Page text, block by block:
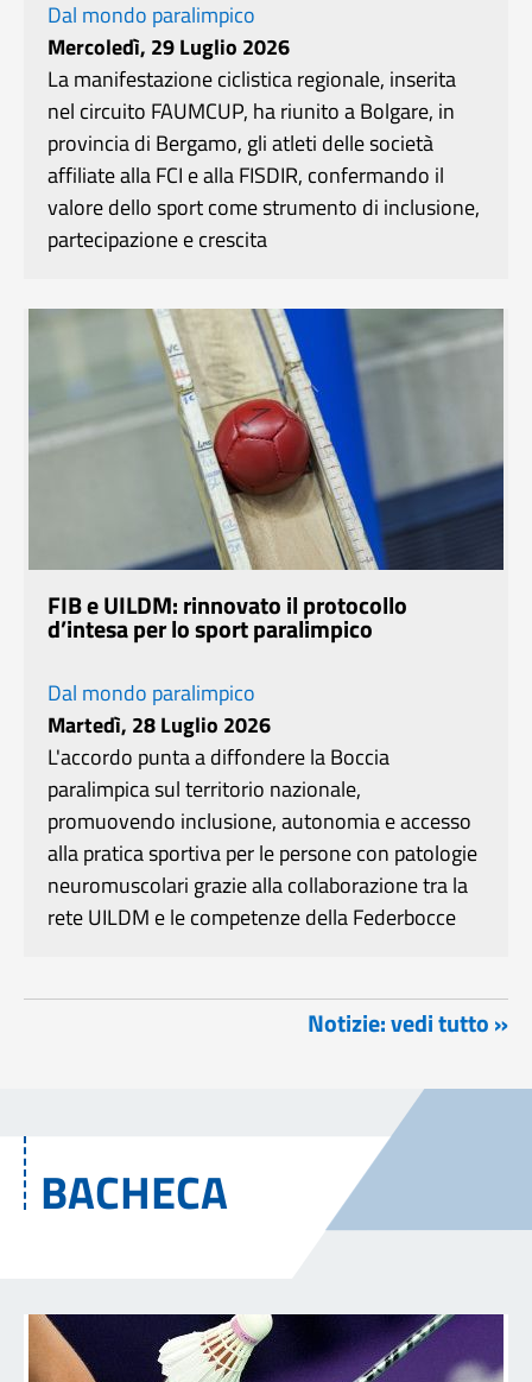
Dal mondo paralimpico
Mercoledì, 29 Luglio 2026
La manifestazione ciclistica regionale, inserita
nel circuito FAUMCUP, ha riunito a Bolgare, in
provincia di Bergamo, gli atleti delle società
affiliate alla FCI e alla FISDIR, confermando il
valore dello sport come strumento di inclusione,
partecipazione e crescita
FIB e UILDM: rinnovato il protocollo
d’intesa per lo sport paralimpico
Dal mondo paralimpico
Martedì, 28 Luglio 2026
L'accordo punta a diffondere la Boccia
paralimpica sul territorio nazionale,
promuovendo inclusione, autonomia e accesso
alla pratica sportiva per le persone con patologie
neuromuscolari grazie alla collaborazione tra la
rete UILDM e le competenze della Federbocce
Notizie: vedi tutto »
BACHECA